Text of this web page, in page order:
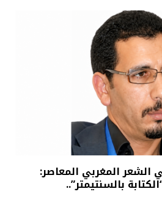
الشعر المغربي المعاصر:
بالسنتيمتر”..